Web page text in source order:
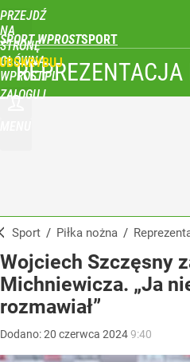
PRZEJDŹ
NA
STRONĘ
GŁÓWNĄ
WPROST.PL
SPORT WPROST
ZALOGUJ
REPREZENTACJA
Sport / Piłka nożna /
Wojciech Szczęsny
Michniewicza. „Ja
rozmawiał”
Dodano:20 czerwca 20249:40